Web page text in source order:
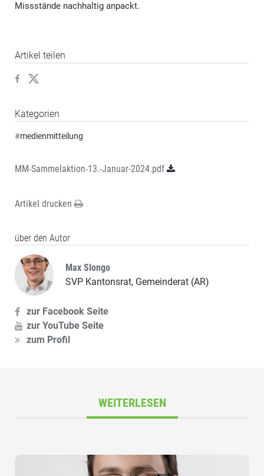
Missstände nachhaltig anpackt.
Artikel teilen
Kategorien
#medienmitteilung
MM-Sammelaktion-13.-Januar-2024.pdf
Artikel drucken
über den Autor
Max Slongo
SVP Kantonsrat, Gemeinderat (AR)
zur Facebook Seite
zur YouTube Seite
zum Profil
WEITERLESEN